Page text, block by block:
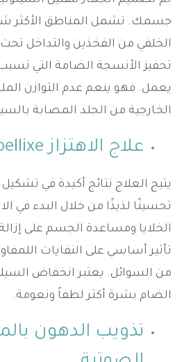
جسمك. تشمل المناطق الأكثر
الخلفي من الفخذين والتداخل تحت
تحفيز الأنسجة الضامة التي تسبب
يعمل. فهو ينعم عدم التوازن
الخارجية من الجلد المصابة
علاج الاهتزاز Proellixe:
يتيح العلاج نتائج أكيدة في
تحسينًا لذيذًا من خلال البدء في
الخلايا ومساعدة الجسم على
تأثير أساسي على النفايات
من السوائل. يعتبر انخفاض
الضام بشرة أكثر لطفاً ونعومة.
تذويب الدهون